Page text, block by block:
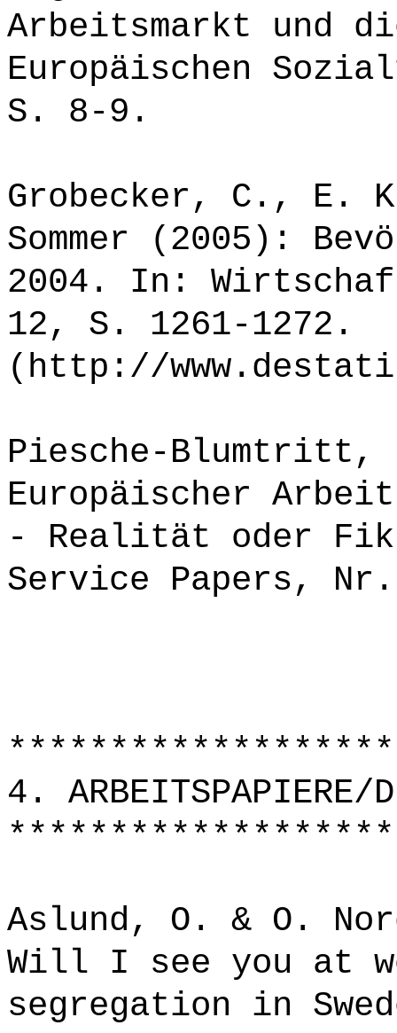
Arbeitsmarkt und
Europäischen
S. 8-9.
Grobecker, C., E.
Sommer (2005):
2004. In:
12, S. 1261-1272.
(http://
Piesche-Blumtritt,
Europäischer
- Realität oder
Service Papers,
4. ARBEITSPAPIERE/
Aslund, O. & O.
Will I see you at
segregation in